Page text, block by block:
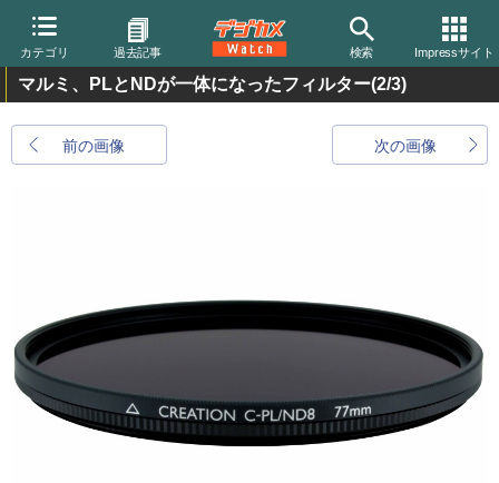
カテゴリ 過去記事 検索 Impressサイト
マルミ、PLとNDが一体になったフィルター(2/3)
前の画像 次の画像